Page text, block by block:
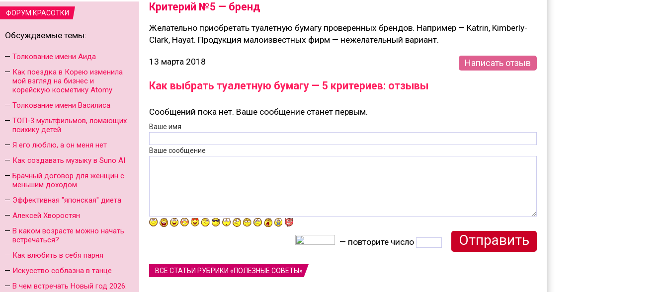
ФОРУМ КРАСОТКИ
Обсуждаемые темы:
Толкование имени Аида
Как поездка в Корею изменила
мой взгляд на бизнес и
корейскую косметику Atomy
Толкование имени Василиса
ТОП-3 мультфильмов, ломающих
психику детей
Я его люблю, а он меня нет
Как создавать музыку в Suno AI
Брачный договор для женщин с
меньшим доходом
Эффективная "японская" диета
Алексей Хворостян
В каком возрасте можно начать
встречаться?
Как влюбить в себя парня
Искусство соблазна в танце
В чем встречать Новый год 2026:
Критерий №5 — бренд
Желательно приобретать туалетную бумагу проверенных брендов. Например — Katrin, Kimberly-
Clark, Hayat. Продукция малоизвестных фирм — нежелательный вариант.
13 марта 2018 Написать отзыв
Как выбрать туалетную бумагу — 5 критериев: отзывы
Сообщений пока нет. Ваше сообщение станет первым.
Ваше имя
Ваше сообщение
— повторите число
ВСЕ СТАТЬИ РУБРИКИ «ПОЛЕЗНЫЕ СОВЕТЫ»